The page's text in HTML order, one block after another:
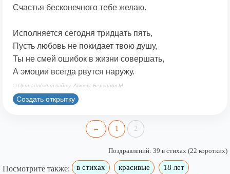
Счастья бесконечного тебе желаю.
Исполняется сегодня тридцать пять,
Пусть любовь не покидает твою душу,
Ты не смей ошибок в жизни совершать,
А эмоции всегда рвутся наружу.
© Принадлежит сайту. Автор: Берсанов М.
Создать открытку
← 1 2
Поздравлений: 39 в стихах (22 коротких)
Посмотрите также: в стихах красивые 18 лет